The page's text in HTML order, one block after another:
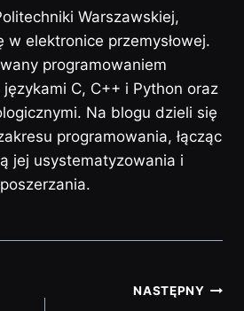
Warszawskiej,
w elektronice przemysłowej.
programowaniem
C, C++ i Python oraz
Na blogu dzieli się
programowania, łącząc
jej usystematyzowania i
poszerzania.
NASTĘPNY